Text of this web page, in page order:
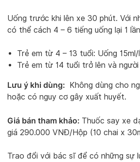
Uống trước khi lên xe 30 phút. Với
có thể cách 4 – 6 tiếng uống lại 1
Trẻ em từ 4 – 13 tuổi: Uống 15ml/
Trẻ em từ 14 tuổi trở lên và
Lưu ý khi dùng: Không dùng cho
hoặc có nguy cơ gây xuất huyết.
Giá bán tham khảo: Thuốc say xe
giá 290.000 VNĐ/Hộp (10 chai x
Trao đổi với bác sĩ để có những sự